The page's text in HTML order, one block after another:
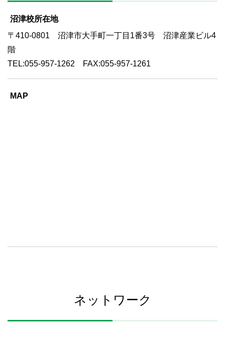
沼津校所在地
〒410-0801 沼津市大手町一丁目1番3号 沼津産業ビル4
階
TEL:055-957-1262 FAX:055-957-1261
MAP
ネットワーク